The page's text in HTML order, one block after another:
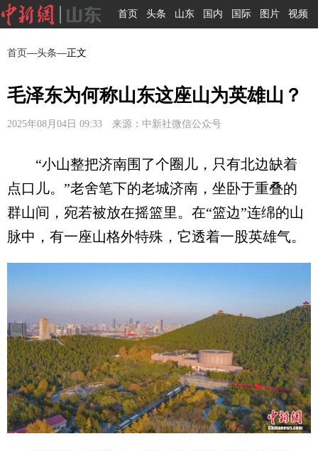
首页 头条 山东 国内 国际 图片 视频
首页—头条—正文
毛泽东为何称山东这座山为英雄山？
2025年08月04日 09:33 来源：中新社微信公众号
“小山整把济南围了个圈儿，只有北边缺着
点口儿。”老舍笔下的老城济南，坐卧于重叠的
群山间，宛若被放在摇篮里。在“篮边”连绵的山
脉中，有一座山格外特殊，它透着一股英雄气。